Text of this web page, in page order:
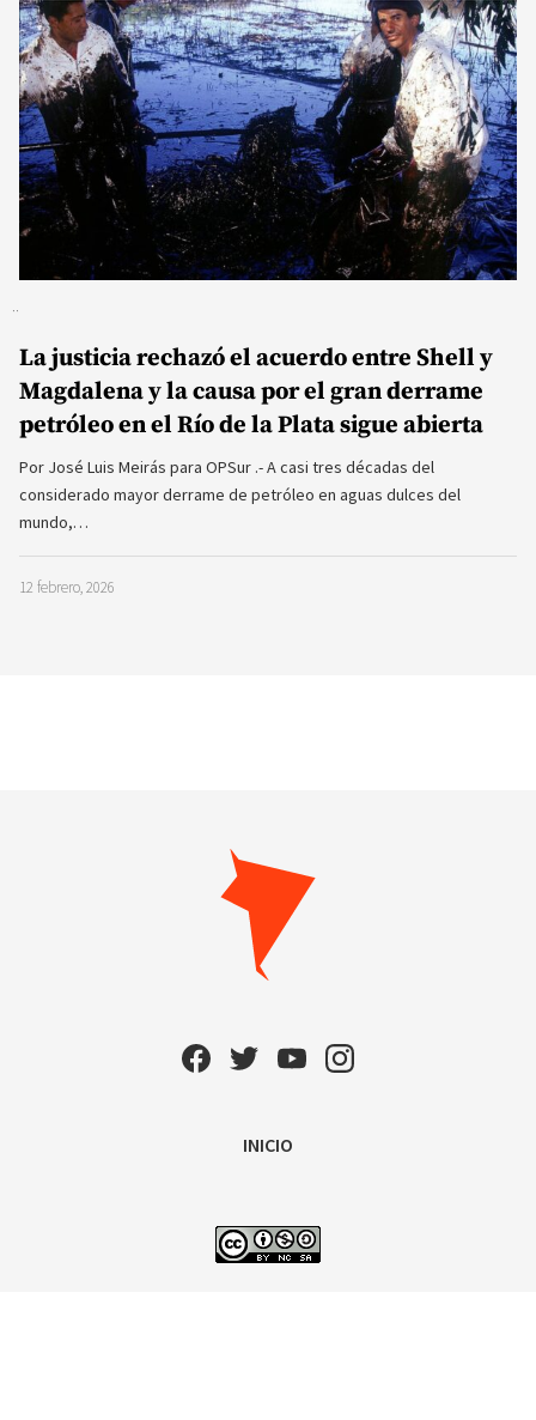
La justicia rechazó el acuerdo entre Shell y
Magdalena y la causa por el gran derrame
petróleo en el Río de la Plata sigue abierta
Por José Luis Meirás para OPSur .- A casi tres décadas del
considerado mayor derrame de petróleo en aguas dulces del
mundo,…
12 febrero, 2026
INICIO